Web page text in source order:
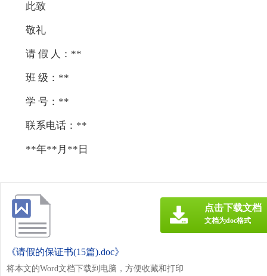
此致
敬礼
请 假 人：**
班 级：**
学 号：**
联系电话：**
**年**月**日
《请假的保证书(15篇).doc》
将本文的Word文档下载到电脑，方便收藏和打印
点击下载文档
文档为doc格式